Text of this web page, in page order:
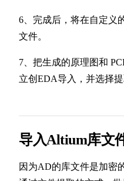
6、完成后，将在自定义
文件。
7、把生成的原理图和
立创EDA导入，并选择
导入Altium库文
因为AD的库文件是加密